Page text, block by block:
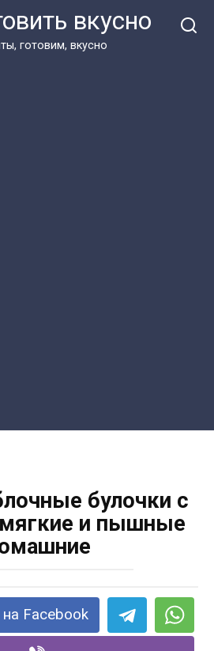
вкусно
готовим, вкусно
булочки с
и пышные
Facebook